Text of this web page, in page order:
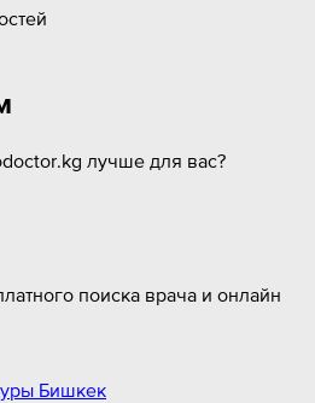
лучше для вас?
поиска врача и онлайн
Бишкек